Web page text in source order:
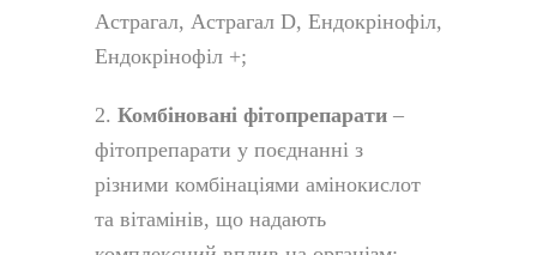
Астрагал, Астрагал D, Ендокрінофіл,
Ендокрінофіл +;
2. Комбіновані фітопрепарати –
фітопрепарати у поєднанні з
різними комбінаціями амінокислот
та вітамінів, що надають